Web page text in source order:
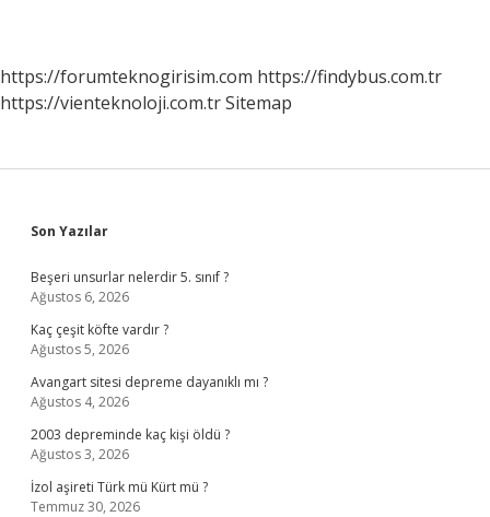
https://forumteknogirisim.com https://findybus.com.tr
https://vienteknoloji.com.trSitemap
Sidebar
Son Yazılar
Beşeri unsurlar nelerdir 5. sınıf ?
Ağustos 6, 2026
Kaç çeşit köfte vardır ?
Ağustos 5, 2026
Avangart sitesi depreme dayanıklı mı ?
Ağustos 4, 2026
2003 depreminde kaç kişi öldü ?
Ağustos 3, 2026
İzol aşireti Türk mü Kürt mü ?
Temmuz 30, 2026